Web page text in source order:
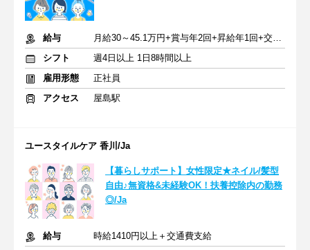
給与
月給30～45.1万円+賞与年2回+昇給年1回+交通費全額
シフト
週4日以上 1日8時間以上
雇用形態
正社員
アクセス
屋島駅
ユースタイルケア 香川/Ja
【暮らしサポート】女性限定★ネイル/髪型
自由♪無資格&未経験OK！扶養控除内の勤務
◎/Ja
給与
時給1410円以上＋交通費支給